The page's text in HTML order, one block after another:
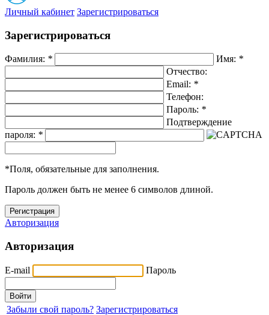
Личный кабинет Зарегистрироваться
Зарегистрироваться
Фамилия: * Имя: *
Отчество:
Email: *
Телефон:
Пароль: *
Подтверждение
пароля: *
*Поля, обязательные для заполнения.
Пароль должен быть не менее 6 символов длиной.
Авторизация
Авторизация
E-mail Пароль
Забыли свой пароль? Зарегистрироваться